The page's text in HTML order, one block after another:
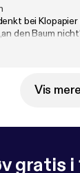
Podcast,
ihr hier:
bei
den Baum
Vis mere
gratis i